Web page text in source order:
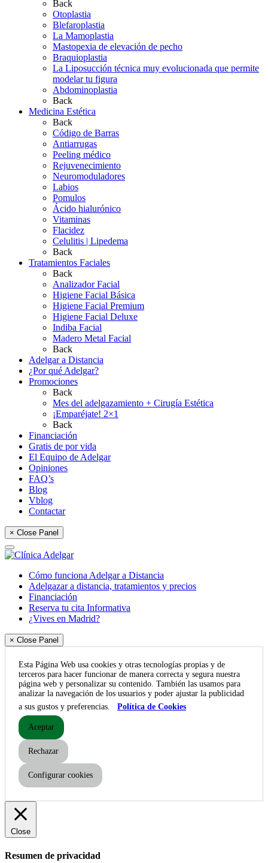
Back
Otoplastia
Blefaroplastia
La Mamoplastia
Mastopexia de elevación de pecho
Braquioplastia
La Liposucción técnica muy evolucionada que permite
modelar tu figura
Abdominoplastia
Back
Medicina Estética
Back
Código de Barras
Antiarrugas
Peeling médico
Rejuvenecimiento
Neuromoduladores
Labios
Pomulos
Ácido hialurónico
Vitaminas
Flacidez
Celulitis | Lipedema
Back
Tratamientos Faciales
Back
Analizador Facial
Higiene Facial Básica
Higiene Facial Premium
Higiene Facial Deluxe
Indiba Facial
Madero Metal Facial
Back
Adelgar a Distancia
¿Por qué Adelgar?
Promociones
Back
Mes del adelgazamiento + Cirugía Estética
¡Emparéjate! 2×1
Back
Financiación
Gratis de por vida
El Equipo de Adelgar
Opiniones
FAQ’s
Blog
Vblog
Contactar
× Close Panel
Cómo funciona Adelgar a Distancia
Adelgazar a distancia, tratamientos y precios
Financiación
Reserva tu cita Informativa
¿Vives en Madrid?
× Close Panel
Esta Página Web usa cookies y otras tecnologías propias y de
terceros para hacer funcionar de manera correcta y segura nuestra
página web y personalizar su contenido. También las usamos para
analizar la navegación de los usuarios y poder ajustar la publicidad
a sus gustos y preferencias.
Política de Cookies
Aceptar
Rechazar
Configurar cookies
Close
Resumen de privacidad